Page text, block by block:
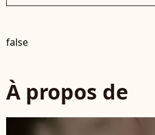
false
À propos de